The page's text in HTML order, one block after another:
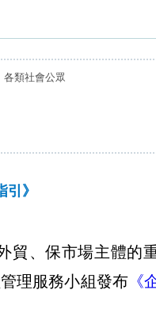
類社會公眾
》
貿、保市場主體的
理服務小組發布《